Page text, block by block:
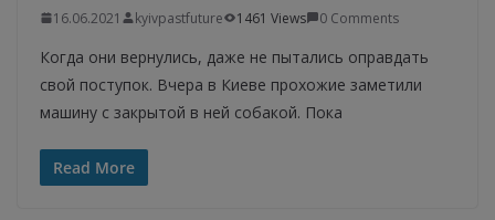
16.06.2021 kyivpastfuture 1461 Views 0 Comments
Когда они вернулись, даже не пытались оправдать
свой поступок. Вчера в Киеве прохожие заметили
машину с закрытой в ней собакой. Пока
Read More